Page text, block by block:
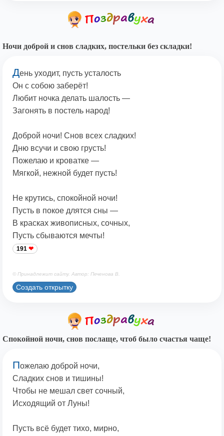
Ночи доброй и снов сладких, постельки без складки!
День уходит, пусть усталость
Он с собою заберёт!
Любит ночка делать шалость —
Загонять в постель народ!
Доброй ночи! Снов всех сладких!
Дню всучи и свою грусть!
Пожелаю и кроватке —
Мягкой, нежной будет пусть!
Не крутись, спокойной ночи!
Пусть в покое длятся сны —
В красках живописных, сочных,
Пусть сбываются мечты!
191
© Принадлежит сайту. Автор: Печенова В.
Создать открытку
Спокойной ночи, снов послаще, чтоб было счастья чаще!
Пожелаю доброй ночи,
Сладких снов и тишины!
Чтобы не мешал свет сочный,
Исходящий от Луны!
Пусть всё будет тихо, мирно,